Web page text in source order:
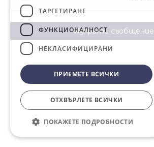
Изпрати съобщение
ТАРГЕТИРАНЕ
ФУНКЦИОНАЛНОСТ
НЕКЛАСИФИЦИРАНИ
ПРИЕМЕТЕ ВСИЧКИ
ОТХВЪРЛЕТЕ ВСИЧКИ
ПОКАЖЕТЕ ПОДРОБНОСТИ